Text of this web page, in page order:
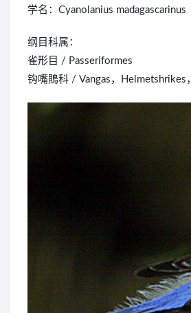
学名：Cyanolanius madagascarinus
纲目科属：
雀形目 / Passeriformes
钩嘴鵙科 / Vangas，